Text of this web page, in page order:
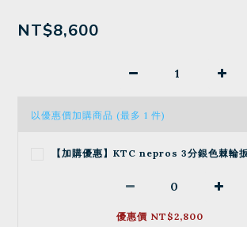
NT$8,600
以優惠價加購商品 (最多 1 件)
【加購優惠】KTC nepros 3分銀色棘輪
優惠價 NT$2,800